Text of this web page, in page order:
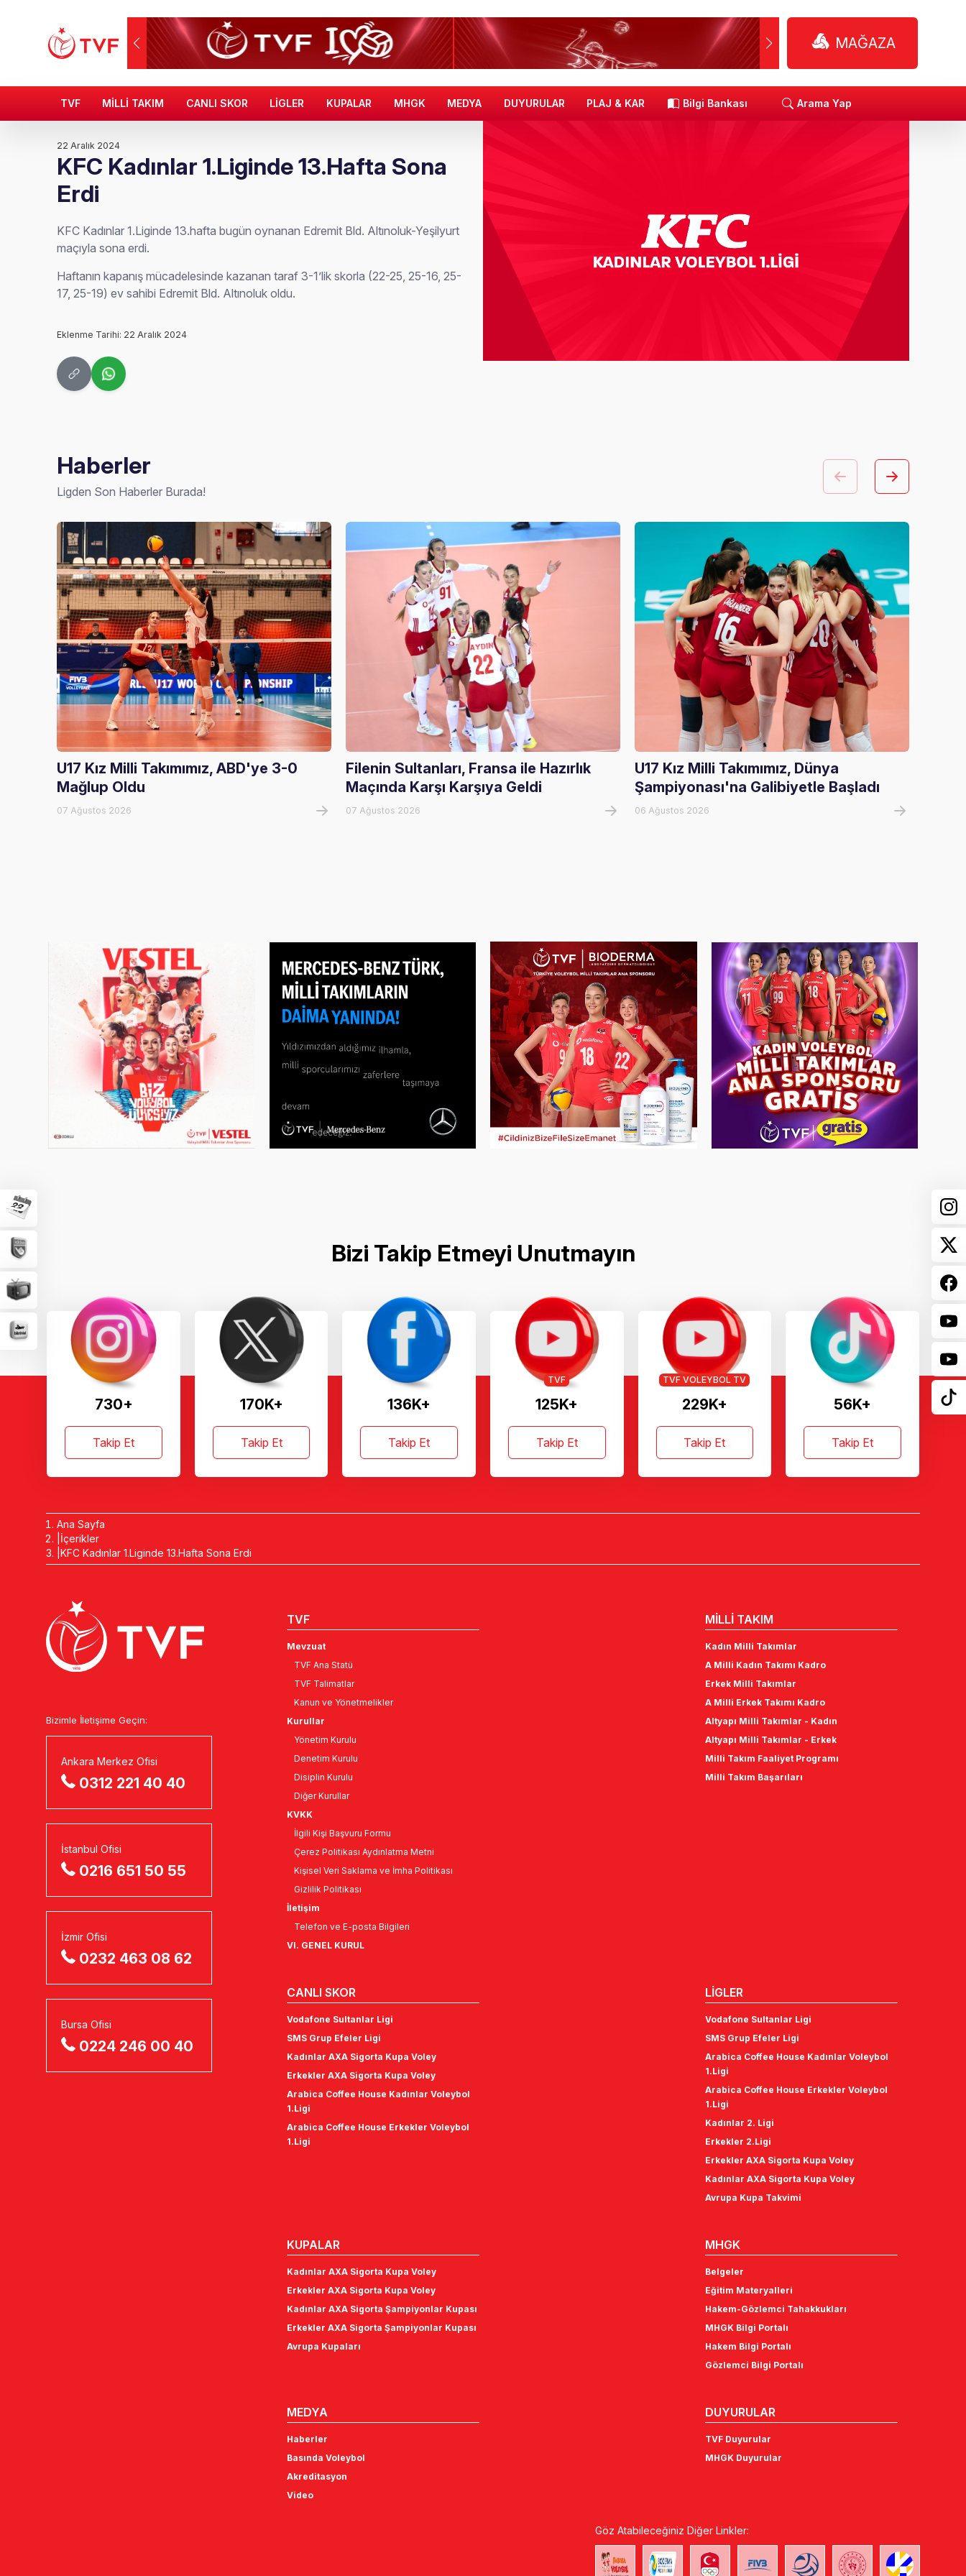
MAĞAZA
TVF MİLLİ TAKIM CANLI SKOR LİGLER KUPALAR MHGK MEDYA DUYURULAR PLAJ & KAR Bilgi Bankası Arama Yap
22 Aralık 2024
KFC Kadınlar 1.Liginde 13.Hafta Sona
Erdi
KFC Kadınlar 1.Liginde 13.hafta bugün oynanan Edremit Bld. Altınoluk-Yeşilyurt
maçıyla sona erdi.
Haftanın kapanış mücadelesinde kazanan taraf 3-1’lik skorla (22-25, 25-16, 25-
17, 25-19) ev sahibi Edremit Bld. Altınoluk oldu.
Eklenme Tarihi: 22 Aralık 2024
Haberler
Ligden Son Haberler Burada!
U17 Kız Milli Takımımız, ABD'ye 3-0
Mağlup Oldu
07 Ağustos 2026
Filenin Sultanları, Fransa ile Hazırlık
Maçında Karşı Karşıya Geldi
07 Ağustos 2026
U17 Kız Milli Takımımız, Dünya
Şampiyonası'na Galibiyetle Başladı
06 Ağustos 2026
Bizi Takip Etmeyi Unutmayın
730+
Takip Et
170K+
Takip Et
136K+
Takip Et
125K+
TVF
Takip Et
229K+
TVF VOLEYBOL TV
Takip Et
56K+
Takip Et
Ana Sayfa
İçerikler
KFC Kadınlar 1.Liginde 13.Hafta Sona Erdi
Bizimle İletişime Geçin:
Ankara Merkez Ofisi
0312 221 40 40
İstanbul Ofisi
0216 651 50 55
İzmir Ofisi
0232 463 08 62
Bursa Ofisi
0224 246 00 40
TVF
Mevzuat
TVF Ana Statü
TVF Talimatlar
Kanun ve Yönetmelikler
Kurullar
Yönetim Kurulu
Denetim Kurulu
Disiplin Kurulu
Diğer Kurullar
KVKK
İlgili Kişi Başvuru Formu
Çerez Politikası Aydınlatma Metni
Kişisel Veri Saklama ve İmha Politikası
Gizlilik Politikası
İletişim
Telefon ve E-posta Bilgileri
VI. GENEL KURUL
MİLLİ TAKIM
Kadın Milli Takımlar
A Milli Kadın Takımı Kadro
Erkek Milli Takımlar
A Milli Erkek Takımı Kadro
Altyapı Milli Takımlar - Kadın
Altyapı Milli Takımlar - Erkek
Milli Takım Faaliyet Programı
Milli Takım Başarıları
CANLI SKOR
Vodafone Sultanlar Ligi
SMS Grup Efeler Ligi
Kadınlar AXA Sigorta Kupa Voley
Erkekler AXA Sigorta Kupa Voley
Arabica Coffee House Kadınlar Voleybol
1.Ligi
Arabica Coffee House Erkekler Voleybol
1.Ligi
LİGLER
Vodafone Sultanlar Ligi
SMS Grup Efeler Ligi
Arabica Coffee House Kadınlar Voleybol
1.Ligi
Arabica Coffee House Erkekler Voleybol
1.Ligi
Kadınlar 2. Ligi
Erkekler 2.Ligi
Erkekler AXA Sigorta Kupa Voley
Kadınlar AXA Sigorta Kupa Voley
Avrupa Kupa Takvimi
KUPALAR
Kadınlar AXA Sigorta Kupa Voley
Erkekler AXA Sigorta Kupa Voley
Kadınlar AXA Sigorta Şampiyonlar Kupası
Erkekler AXA Sigorta Şampiyonlar Kupası
Avrupa Kupaları
MHGK
Belgeler
Eğitim Materyalleri
Hakem-Gözlemci Tahakkukları
MHGK Bilgi Portalı
Hakem Bilgi Portalı
Gözlemci Bilgi Portalı
MEDYA
Haberler
Basında Voleybol
Akreditasyon
Video
DUYURULAR
TVF Duyurular
MHGK Duyurular
Göz Atabileceğiniz Diğer Linkler: